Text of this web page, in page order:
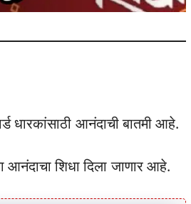
धारकांसाठी आनंदाची बातमी आहे.
आनंदाचा शिधा दिला जाणार आहे.